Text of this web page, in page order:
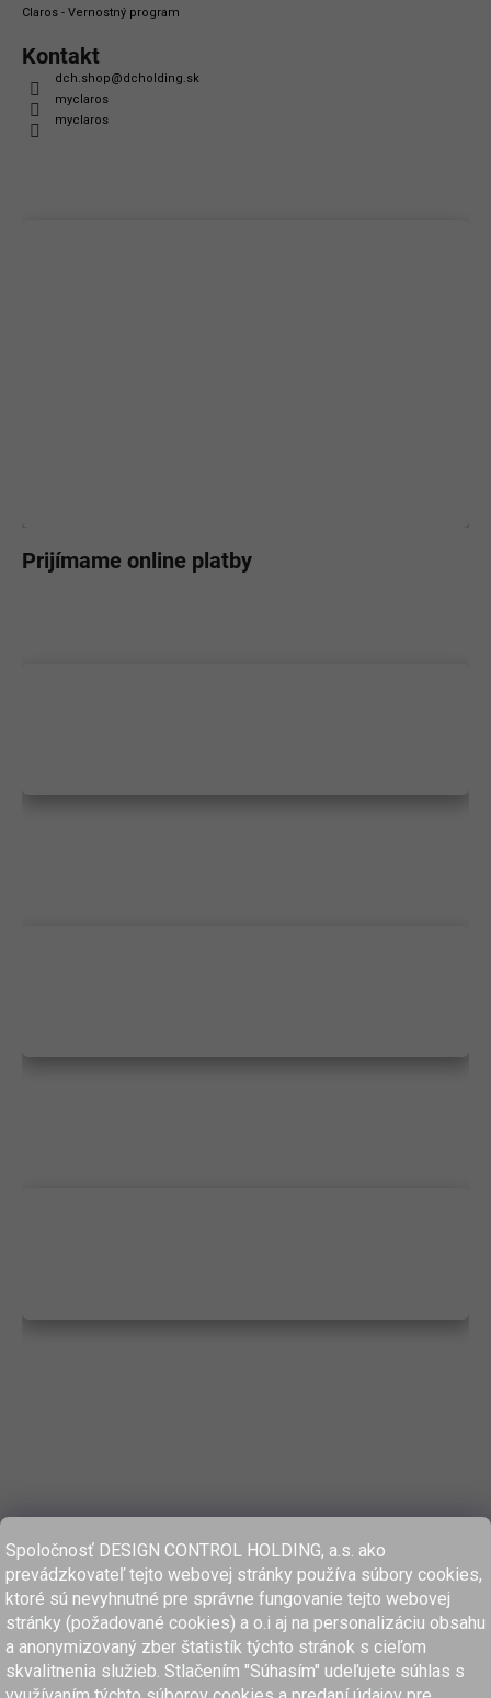
Spoločnosť DESIGN CONTROL HOLDING, a.s. ako
prevádzkovateľ tejto webovej stránky používa súbory cookies,
ktoré sú nevyhnutné pre správne fungovanie tejto webovej
stránky (požadované cookies) a o.i aj na personalizáciu obsahu
a anonymizovaný zber štatistík týchto stránok s cieľom
skvalitnenia služieb. Stlačením "Súhasím" udeľujete súhlas s
Claros - Vernostný program
Kontakt
dch.shop@dcholding.sk
myclaros
myclaros
Prijímame online platby